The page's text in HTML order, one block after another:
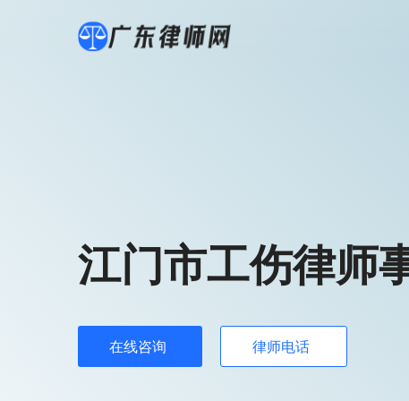
江门市工伤律师
在线咨询 律师电话